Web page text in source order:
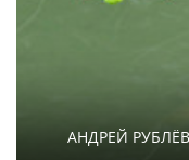
АНДРЕЙ РУБЛЁВ